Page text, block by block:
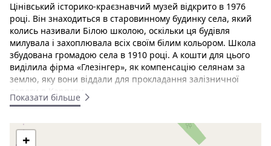
Цінівський історико-краєзнавчий музей відкрито в 1976
році. Він знаходиться в старовинному будинку села, який
колись називали Білою школою, оскільки ця будівля
милувала і захоплювала всіх своїм білим кольором. Школа
збудована громадою села в 1910 році. А кошти для цього
виділила фірма «Глезінгер», як компенсацію селянам за
землю, яку вони віддали для прокладання залізничної
дороги в Карпати.
матеріальної та духовної культури. Це документи історії та
археології, нумізматичні колекції, предмети ремесла і
Показати більше
+